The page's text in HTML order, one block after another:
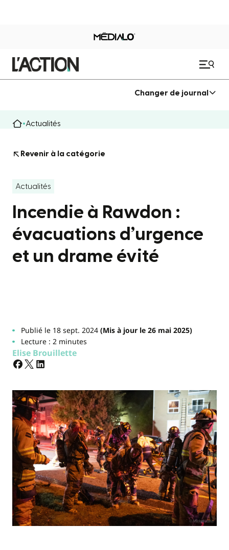
Changer de journal
Actualités
Revenir à la catégorie
Actualités
Incendie à Rawdon :
évacuations d’urgence
et un drame évité
Publié le 18 sept. 2024(Mis à jour le 26 mai 2025)
Lecture : 2 minutes
Elise Brouillette